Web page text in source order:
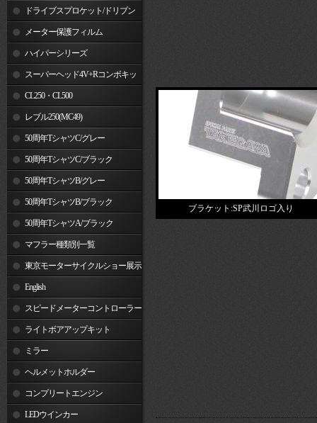
ドライブスプロケット/ドリブン
スプロケット
メーター保護フィルム
ハイパーシリーズ
スーパーヘッド4V+Rコンボキッ
ト CL250・CL500
レブル250(MC49)
50周年TシャツC/グレー
50周年TシャツC/ブラック
50周年TシャツB/グレー
50周年TシャツB/ブラック
50周年TシャツA/ブラック
マフラー種類別一覧
東京モーターサイクルショー展示
車両 English
スピードメーターコントローラー
ライトボアアップキット
ミラー
ヘルメットホルダー
コンプリートエンジン
LEDウインカー
ブラケット:SP武川ロゴ入り